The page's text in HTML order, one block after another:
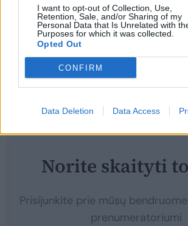
I want to opt-out of Collection, Use,
Retention, Sale, and/or Sharing of my
Personal Data that Is Unrelated with
Purposes for which it was collected.
Opted Out
CONFIRM
Data Deletion Data Access
Tuo metu liberalas Eugenijus
pripažino, kad buvusio
pasiteisinimai skamba
„laisvietis“ Tomas Vytautas
praeityje patekęs į panašią
Norite skaityti
Prisijunkite prie mūsų
prenumeratoriumi